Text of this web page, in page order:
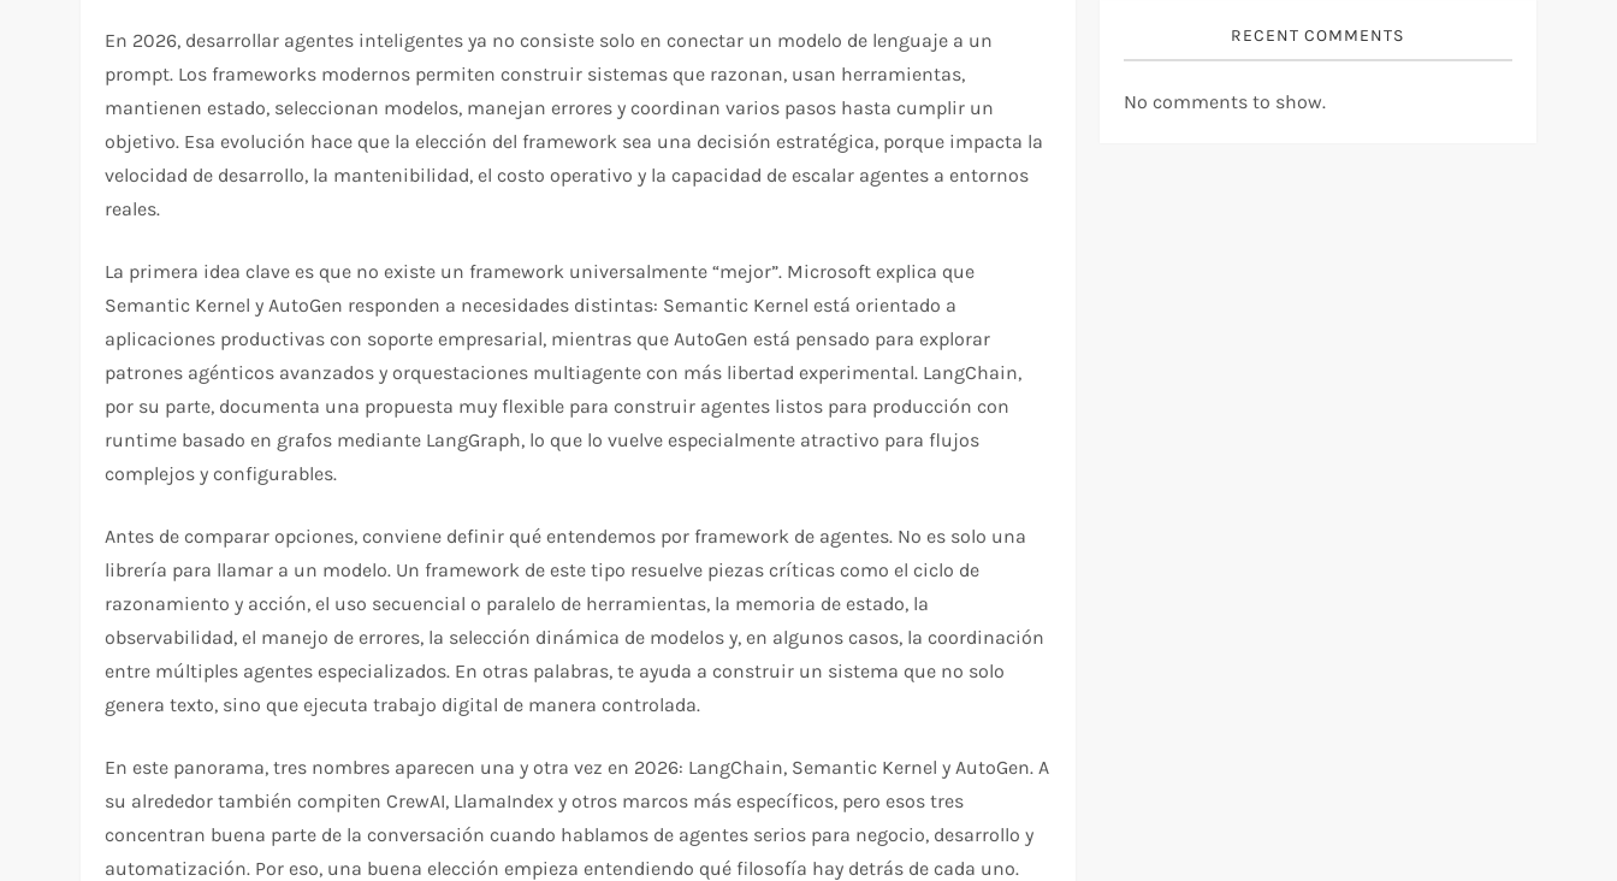
En 2026, desarrollar agentes inteligentes ya no consiste solo en conectar un modelo de lenguaje a un
prompt. Los frameworks modernos permiten construir sistemas que razonan, usan herramientas,
mantienen estado, seleccionan modelos, manejan errores y coordinan varios pasos hasta cumplir un
objetivo. Esa evolución hace que la elección del framework sea una decisión estratégica, porque impacta la
velocidad de desarrollo, la mantenibilidad, el costo operativo y la capacidad de escalar agentes a entornos
reales.
La primera idea clave es que no existe un framework universalmente “mejor”. Microsoft explica que
Semantic Kernel y AutoGen responden a necesidades distintas: Semantic Kernel está orientado a
aplicaciones productivas con soporte empresarial, mientras que AutoGen está pensado para explorar
patrones agénticos avanzados y orquestaciones multiagente con más libertad experimental. LangChain,
por su parte, documenta una propuesta muy flexible para construir agentes listos para producción con
runtime basado en grafos mediante LangGraph, lo que lo vuelve especialmente atractivo para flujos
complejos y configurables.
Antes de comparar opciones, conviene definir qué entendemos por framework de agentes. No es solo una
librería para llamar a un modelo. Un framework de este tipo resuelve piezas críticas como el ciclo de
razonamiento y acción, el uso secuencial o paralelo de herramientas, la memoria de estado, la
observabilidad, el manejo de errores, la selección dinámica de modelos y, en algunos casos, la coordinación
entre múltiples agentes especializados. En otras palabras, te ayuda a construir un sistema que no solo
genera texto, sino que ejecuta trabajo digital de manera controlada.
En este panorama, tres nombres aparecen una y otra vez en 2026: LangChain, Semantic Kernel y AutoGen. A
su alrededor también compiten CrewAI, LlamaIndex y otros marcos más específicos, pero esos tres
concentran buena parte de la conversación cuando hablamos de agentes serios para negocio, desarrollo y
automatización. Por eso, una buena elección empieza entendiendo qué filosofía hay detrás de cada uno.
RECENT COMMENTS
No comments to show.